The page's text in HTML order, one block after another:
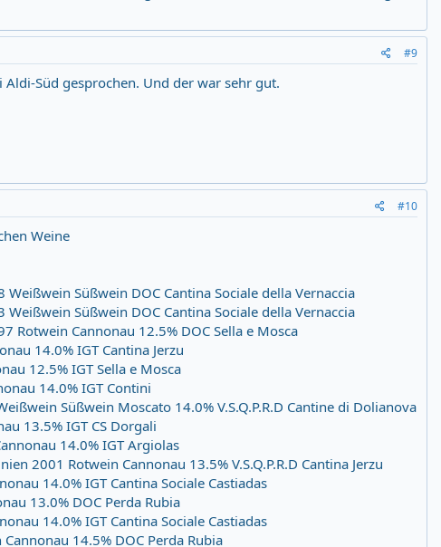
#9
Aldi-Süd gesprochen. Und der war sehr gut.
#10
Weine
Süßwein DOC Cantina Sociale della Vernaccia
Süßwein DOC Cantina Sociale della Vernaccia
Rotwein Cannonau 12.5% DOC Sella e Mosca
14.0% IGT Cantina Jerzu
12.5% IGT Sella e Mosca
14.0% IGT Contini
Süßwein Moscato 14.0% V.S.Q.P.R.D Cantine di Dolianova
13.5% IGT CS Dorgali
14.0% IGT Argiolas
2001 Rotwein Cannonau 13.5% V.S.Q.P.R.D Cantina Jerzu
14.0% IGT Cantina Sociale Castiadas
13.0% DOC Perda Rubia
14.0% IGT Cantina Sociale Castiadas
14.5% DOC Perda Rubia